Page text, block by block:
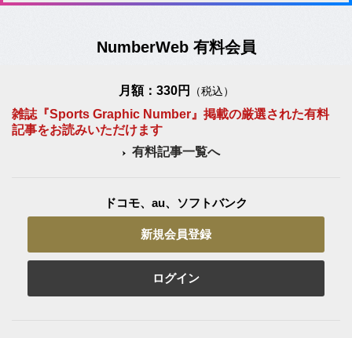
NumberWeb 有料会員
月額：330円 （税込）
雑誌『Sports Graphic Number』掲載の厳選された有料
記事をお読みいただけます
有料記事一覧へ
ドコモ、au、ソフトバンク
新規会員登録
ログイン